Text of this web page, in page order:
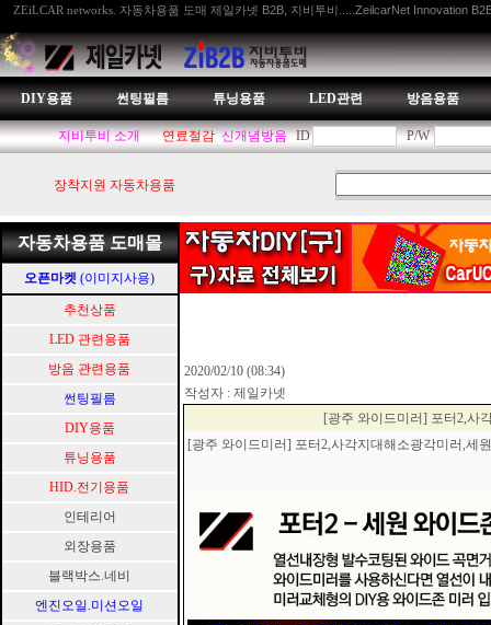
ZEiLCAR networks. 자동차용품 도매 제일카넷 B2B, 지비투비.....ZeilcarNet Innovation
DIY용품 썬팅필름 튜닝용품 LED관련 방음용품
지비투비 소개 연료절감 신개념방음 ID P/W
장착지원 자동차용품
자동차용품 도매몰
오픈마켓 (이미지사용)
추천상품
LED 관련용품
방음 관련용품
썬팅필름
DIY용품
튜닝용품
HID.전기용품
인테리어
외장용품
블랙박스.네비
엔진오일.미션오일
2020/02/10 (08:34)
작성자 : 제일카넷
[광주 와이드미러] 포터2,사
[광주 와이드미러] 포터2,사각지대해소광각미러,세